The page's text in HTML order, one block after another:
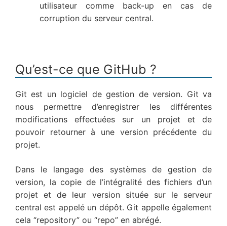
utilisateur comme back-up en cas de
corruption du serveur central.
Qu’est-ce que GitHub ?
Git est un logiciel de gestion de version. Git va
nous permettre d’enregistrer les différentes
modifications effectuées sur un projet et de
pouvoir retourner à une version précédente du
projet.
Dans le langage des systèmes de gestion de
version, la copie de l’intégralité des fichiers d’un
projet et de leur version située sur le serveur
central est appelé un dépôt. Git appelle également
cela “repository” ou “repo” en abrégé.